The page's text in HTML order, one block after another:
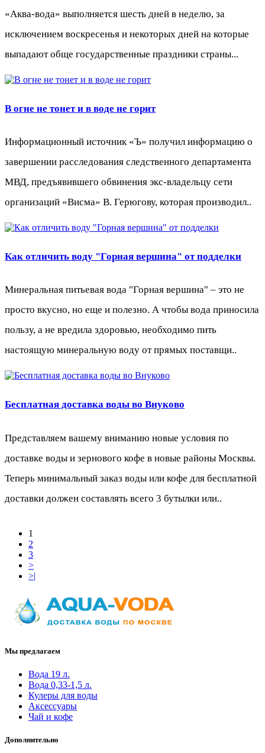
«Аква-вода» выполняется шесть дней в неделю, за
исключением воскресенья и некоторых дней на которые
выпадают обще государственные праздники страны...
В огне не тонет и в воде не горит
Информационный источник «Ъ» получил информацию о
завершении расследования следственного департамента
МВД, предъявившего обвинения экс-владельцу сети
организаций «Висма» В. Герюгову, которая производил..
Как отличить воду "Горная вершина" от подделки
Минеральная питьевая вода "Горная вершина" – это не
просто вкусно, но еще и полезно. А чтобы вода приносила
пользу, а не вредила здоровью, необходимо пить
настоящую минеральную воду от прямых поставщи..
Бесплатная доставка воды во Внуково
Представляем вашему вниманию новые условия по
доставке воды и зернового кофе в новые районы Москвы.
Теперь минимальный заказ воды или кофе для бесплатной
доставки должен составлять всего 3 бутылки или..
1
2
3
>
>|
Мы предлагаем
Вода 19 л.
Вода 0,33-1,5 л.
Кулеры для воды
Аксессуары
Чай и кофе
Дополнительно